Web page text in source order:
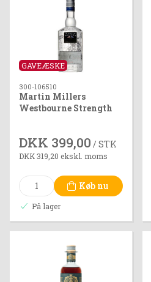
GAVEÆSKE
300-106510
Martin Millers
Westbourne Strength
DKK 399,00 / STK
DKK 319,20 ekskl. moms
Køb nu
På lager